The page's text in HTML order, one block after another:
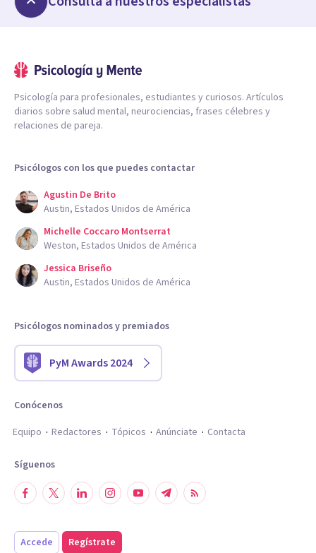
Psicología para profesionales, estudiantes y curiosos. Artículos
diarios sobre salud mental, neurociencias, frases célebres y
relaciones de pareja.
Psicólogos con los que puedes contactar
Agustin De Brito
Austin, Estados Unidos de América
Michelle Coccaro Montserrat
Weston, Estados Unidos de América
Jessica Briseño
Austin, Estados Unidos de América
Psicólogos nominados y premiados
PyM Awards 2024
Conócenos
Equipo
Redactores Tópicos Anúnciate Contacta
Síguenos
Accede Regístrate